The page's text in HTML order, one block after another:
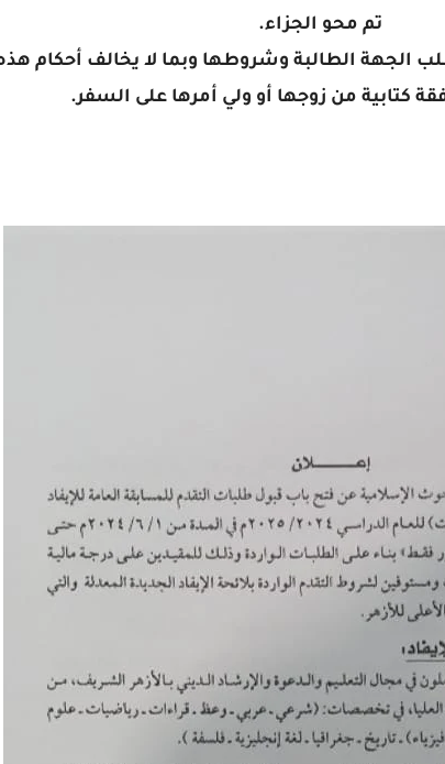
تم محو الجزاء.
الجهة الطالبة وشروطها وبما لا يخالف أحكام هذه
كتابية من زوجها أو ولي أمرها على السفر.